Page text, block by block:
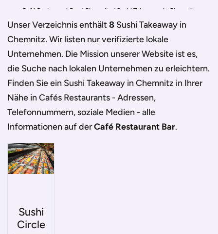
Café Restaurant Bar / Chemnitz / Sushi Takeaway in Chemnitz
Unser Verzeichnis enthält8 Sushi Takeaway in
Chemnitz. Wir listen nur verifizierte lokale
Unternehmen. Die Mission unserer Website ist es,
die Suche nach lokalen Unternehmen zu erleichtern.
Finden Sie ein Sushi Takeaway in Chemnitz in Ihrer
Nähe in Cafés Restaurants - Adressen,
Telefonnummern, soziale Medien - alle
Informationen auf derCafé Restaurant Bar.
Sushi
Circle